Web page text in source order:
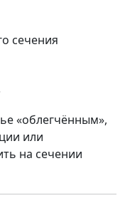
сечения
«облегчённым»,
или
на сечении